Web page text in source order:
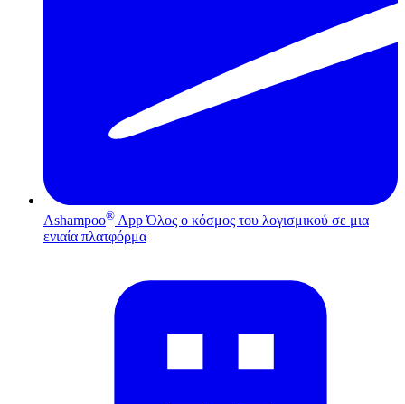
Ashampoo® App Όλος ο κόσμος του λογισμικού σε μια
ενιαία πλατφόρμα